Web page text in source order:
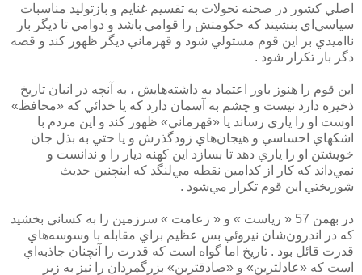
اصلي كشور در صحنه تحولات به تقسيم غنايم و بازتوليد مناسبات
سياسي‌اي بنشيند كه حكومتش را قوامي باشد و دوامي تا ديگر بار
نااميدي بر اين قوم مستولي شود و قهرماني ديگر ظهور كند و قصه
دگر بار تكرار شود .
اين قوم را هنوز باور اعتماد به داشته‌هايش ، به آنچه در انبان تاريخ
ذخيره دارد نيست و چشم به آسمان دارد كه يا خدائي كه «محافظ»
اوست او را ياري رساند يا «قهرماني» ظهور كند و اين مردم با
اشكهاي احساسي و هيجان‌هاي زودگذرش و يا حتي به بذل جان
خويشتن او را ياري دهد تا بسازد اين كهنه ديار را و ندانست و
نمي‌داند كه كار از كدامين نقطه مي‌لنگد كه اينچنين حديث
شوربختي اين قوم تكرار مي‌شود .
در بهمن 57 « رياست » و « زعامت » سرزمين را به كساني بخشيد
كه در اندرون‌شان نيروئي بس عظيم براي مقابله با وسوسه‌هاي
قدرت قائل بود . تاريخ اما گواه است كه قدرت را آنچنان جاذبه‌اي
است كه «عادلترين» و «صادقترين» بزرگمردان را نيز به زير